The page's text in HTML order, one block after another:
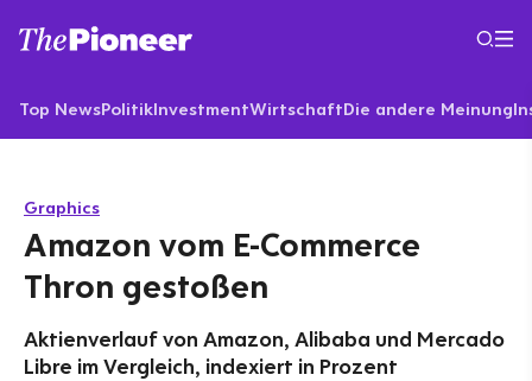
Top NewsPolitikInvestmentWirtschaftDie andere Meinung
Graphics
Amazon vom E-Commerce
Thron gestoßen
Aktienverlauf von Amazon, Alibaba und Mercado
Libre im Vergleich, indexiert in Prozent